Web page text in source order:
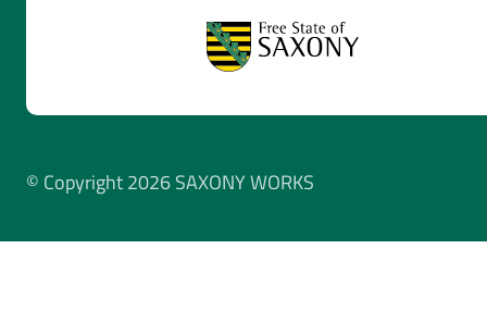
© Copyright 2026 SAXONY WORKS